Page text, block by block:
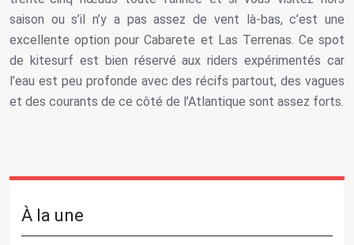
saison ou s’il n’y a pas assez de vent là-bas, c’est une
excellente option pour Cabarete et Las Terrenas. Ce spot
de kitesurf est bien réservé aux riders expérimentés car
l’eau est peu profonde avec des récifs partout, des vagues
et des courants de ce côté de l’Atlantique sont assez forts.
À la une